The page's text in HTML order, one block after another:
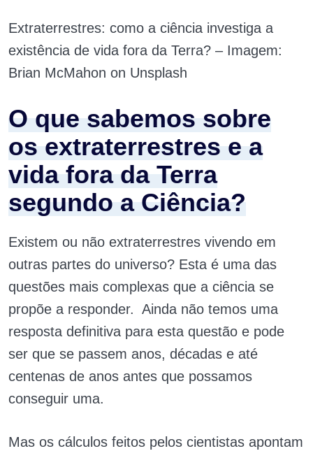
Extraterrestres: como a ciência investiga a
existência de vida fora da Terra? – Imagem:
Brian McMahon on Unsplash
O que sabemos sobre
os extraterrestres e a
vida fora da Terra
segundo a Ciência?
Existem ou não extraterrestres vivendo em
outras partes do universo? Esta é uma das
questões mais complexas que a ciência se
propõe a responder. Ainda não temos uma
resposta definitiva para esta questão e pode
ser que se passem anos, décadas e até
centenas de anos antes que possamos
conseguir uma.
Mas os cálculos feitos pelos cientistas apontam